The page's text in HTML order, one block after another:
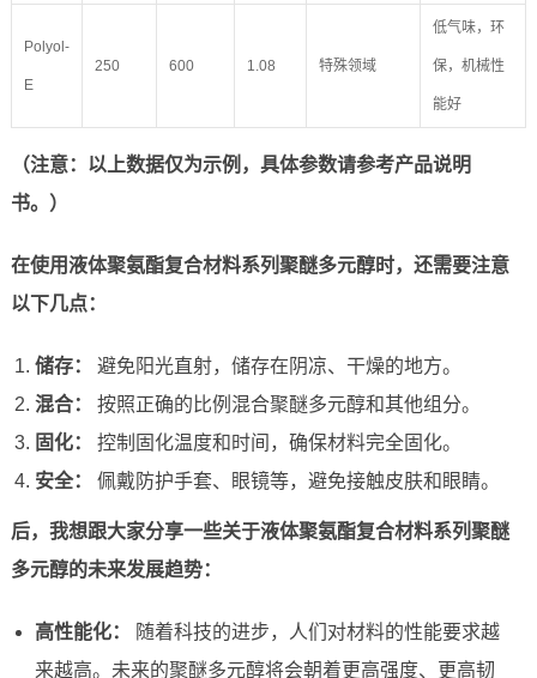
Polyol-
E
250 600 1.08 特殊领域
低气味，环
保，机械性
能好
（注意：以上数据仅为示例，具体参数请参考产品说明
书。）
在使用液体聚氨酯复合材料系列聚醚多元醇时，还需要注意
以下几点：
储存：
避免阳光直射，储存在阴凉、干燥的地方。
混合：
按照正确的比例混合聚醚多元醇和其他组分。
固化：
控制固化温度和时间，确保材料完全固化。
安全：
佩戴防护手套、眼镜等，避免接触皮肤和眼睛。
后，我想跟大家分享一些关于液体聚氨酯复合材料系列聚醚
多元醇的未来发展趋势：
高性能化：
随着科技的进步，人们对材料的性能要求越
来越高。未来的聚醚多元醇将会朝着更高强度、更高韧